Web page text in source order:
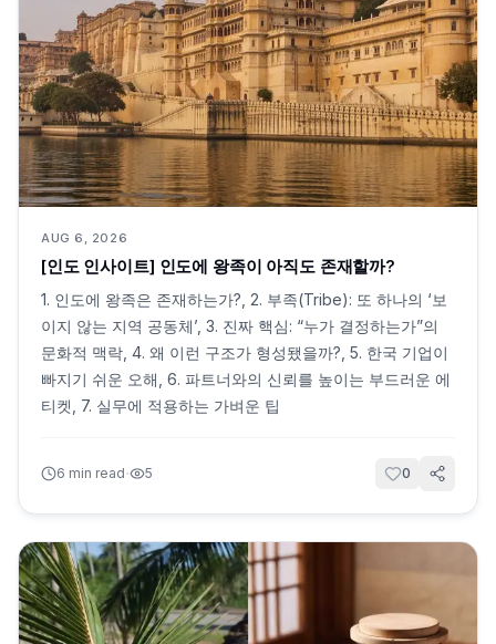
AUG 6, 2026
[인도 인사이트] 인도에 왕족이 아직도 존재할까?
1. 인도에 왕족은 존재하는가?, 2. 부족(Tribe): 또 하나의 ‘보
이지 않는 지역 공동체’, 3. 진짜 핵심: “누가 결정하는가”의
문화적 맥락, 4. 왜 이런 구조가 형성됐을까?, 5. 한국 기업이
빠지기 쉬운 오해, 6. 파트너와의 신뢰를 높이는 부드러운 에
티켓, 7. 실무에 적용하는 가벼운 팁
6 min read· 5 0